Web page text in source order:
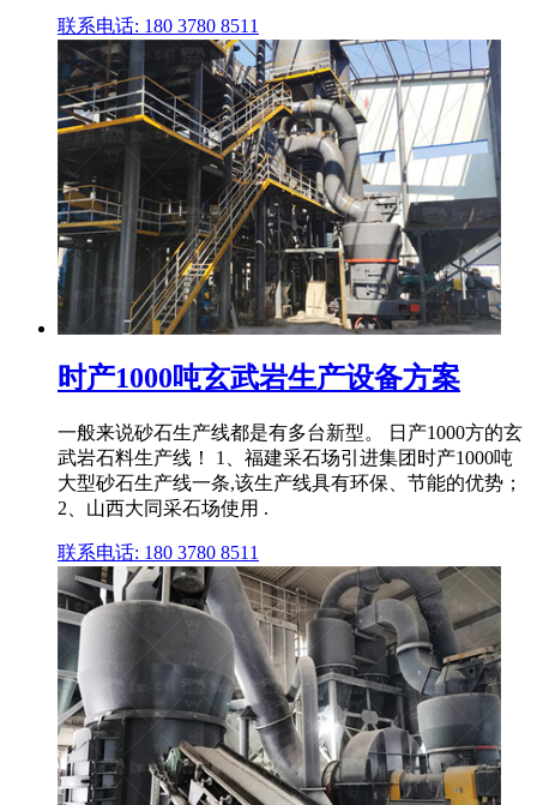
联系电话: 180 3780 8511
时产1000吨玄武岩生产设备方案
一般来说砂石生产线都是有多台新型。 日产1000方的玄
武岩石料生产线！ 1、福建采石场引进集团时产1000吨
大型砂石生产线一条,该生产线具有环保、节能的优势；
2、山西大同采石场使用 .
联系电话: 180 3780 8511